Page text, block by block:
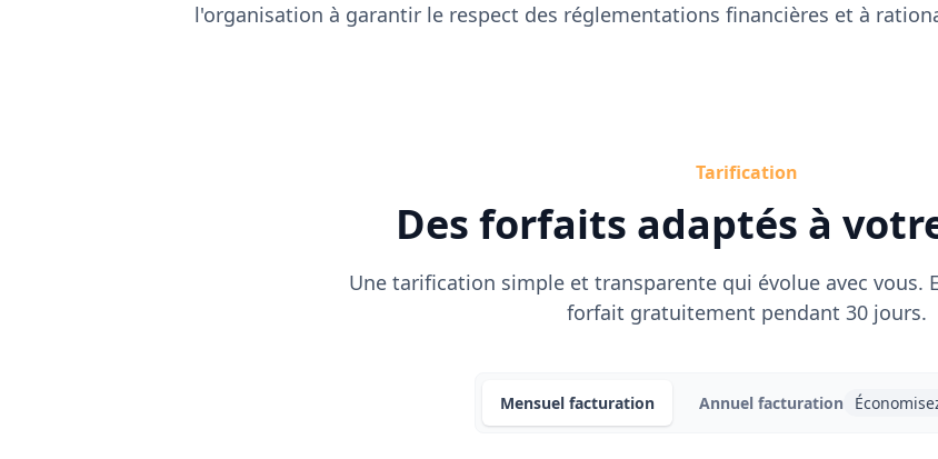
l'organisation à garantir le respect des réglementations financières et à
Tarification
Des forfaits adaptés à
Une tarification simple et transparente qui évolue avec vous.
forfait gratuitement pendant 30 jours.
Mensuel facturation Annuel facturation